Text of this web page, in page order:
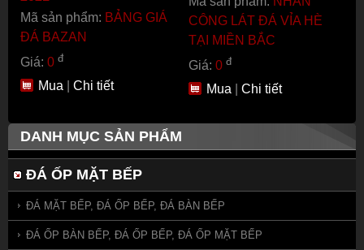
Mã sản phẩm: BẢNG GIÁ
ĐÁ BAZAN
Giá: 0 đ
Mua Chi tiết
CÔNG LÁT ĐÁ VỈA HÈ
TẠI MIỀN BẮC
Giá: 0 đ
Mua Chi tiết
DANH MỤC SẢN PHẨM
ĐÁ ỐP MẶT BẾP
ĐÁ MẶT BẾP, ĐÁ ỐP BẾP, ĐÁ BÀN BẾP
ĐÁ ỐP BÀN BẾP, ĐÁ ỐP BẾP, ĐÁ ỐP MẶT BẾP